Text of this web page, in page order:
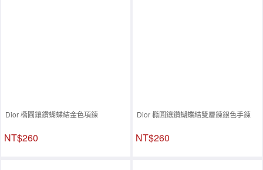
Dior 橢圓鑲鑽蝴蝶結金色項鍊
NT$260
Dior 橢圓鑲鑽蝴蝶結雙層鍊銀色手鍊
NT$260